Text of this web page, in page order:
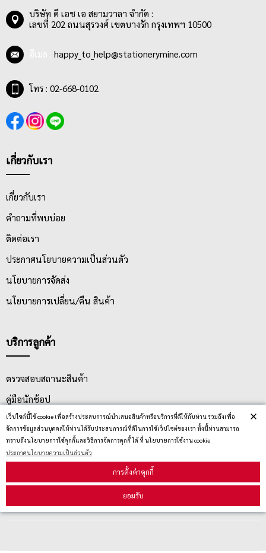
เว็ปไซต์นี้ใช้ cookie เพื่อสร้างประสบการณ์นำเสนอสินค้าหรือบริการที่ดีให้กับท่าน รวมถึงเพื่อ
จัดการข้อมูลส่วนบุคคลให้ท่านได้รับประสบการณ์ที่ดีในการใช้เว็ปไซต์ของเรา ทั้งนี้ท่านสามารถ
ทราบถึงนโยบายการใช้คุกกี้และวิธีการจัดการคุกกี้ ได้ ที่ นโยบายการใช้งาน cookie
ประกาศนโยบายความเป็นส่วนตัว
การตั้งค่าคุกกี้
ยอมรับ
×
สมุดวาดภาพระบายสีให้เหมาะกับสีที่ต้องการใช้ และเทคนิคต่างๆที่
ต้องการประยุกต์ลงบนผลงานที่วางแผนไว้
บริษัท ดี เอช เอ สยามวาลา จำกัด :
เลขที่ 202 ถนนสุรวงศ์ เขตบางรัก กรุงเทพฯ 10500
happy_to_help@stationerymine.com
โทร : 02-668-0102
เกี่ยวกับเรา
เกี่ยวกับเรา
คำถามที่พบบ่อย
ติดต่อเรา
ประกาศนโยบายความเป็นส่วนตัว
นโยบายการจัดส่ง
นโยบายการเปลี่ยน/คืน สินค้า
บริการลูกค้า
ตรวจสอบสถานะสินค้า
คู่มือนักช้อป
วิธีลบคุกกี้
สมัครรับข่าวสาร
รับข่าวสาร